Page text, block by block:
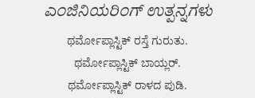
ಎಂಜಿನಿಯರಿಂಗ್ ಉತ್ಪನ್ನಗಳು
ಥರ್ಮೋಪ್ಲಾಸ್ಟಿಕ್ ರಸ್ತೆ ಗುರುತು.
ಥರ್ಮೋಪ್ಲಾಸ್ಟಿಕ್ ಬಾಯ್ಲರ್.
ಥರ್ಮೋಪ್ಲಾಸ್ಟಿಕ್ ರಾಳದ ಪುಡಿ.